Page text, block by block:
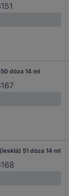
dóza 14 ml
51 dóza 14 ml